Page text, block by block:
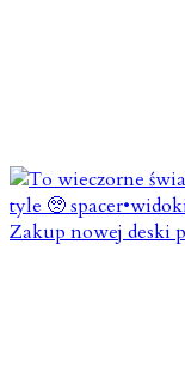
Zakup nowej deski